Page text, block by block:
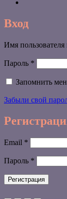
Вход
Имя
Пароль *
Запомнить
Забыли свой
Email *
Пароль *
Регистрация